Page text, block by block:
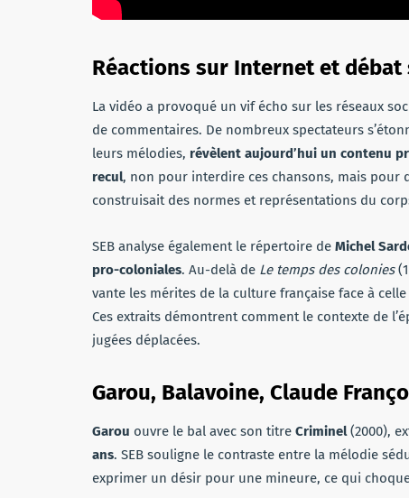
Réactions sur Internet et débat
La vidéo a provoqué un vif écho sur les réseaux
de commentaires. De nombreux spectateurs
leurs mélodies, révèlent aujourd’hui un contenu
recul, non pour interdire ces chansons, mais pour
construisait des normes et représentations du
SEB analyse également le répertoire de Michel
pro-coloniales. Au-delà de Le temps des colonies
vante les mérites de la culture française face à
Ces extraits démontrent comment le contexte de
jugées déplacées.
Garou, Balavoine, Claude
Garou ouvre le bal avec son titre Criminel (2000),
ans. SEB souligne le contraste entre la mélodie
exprimer un désir pour une mineure, ce qui